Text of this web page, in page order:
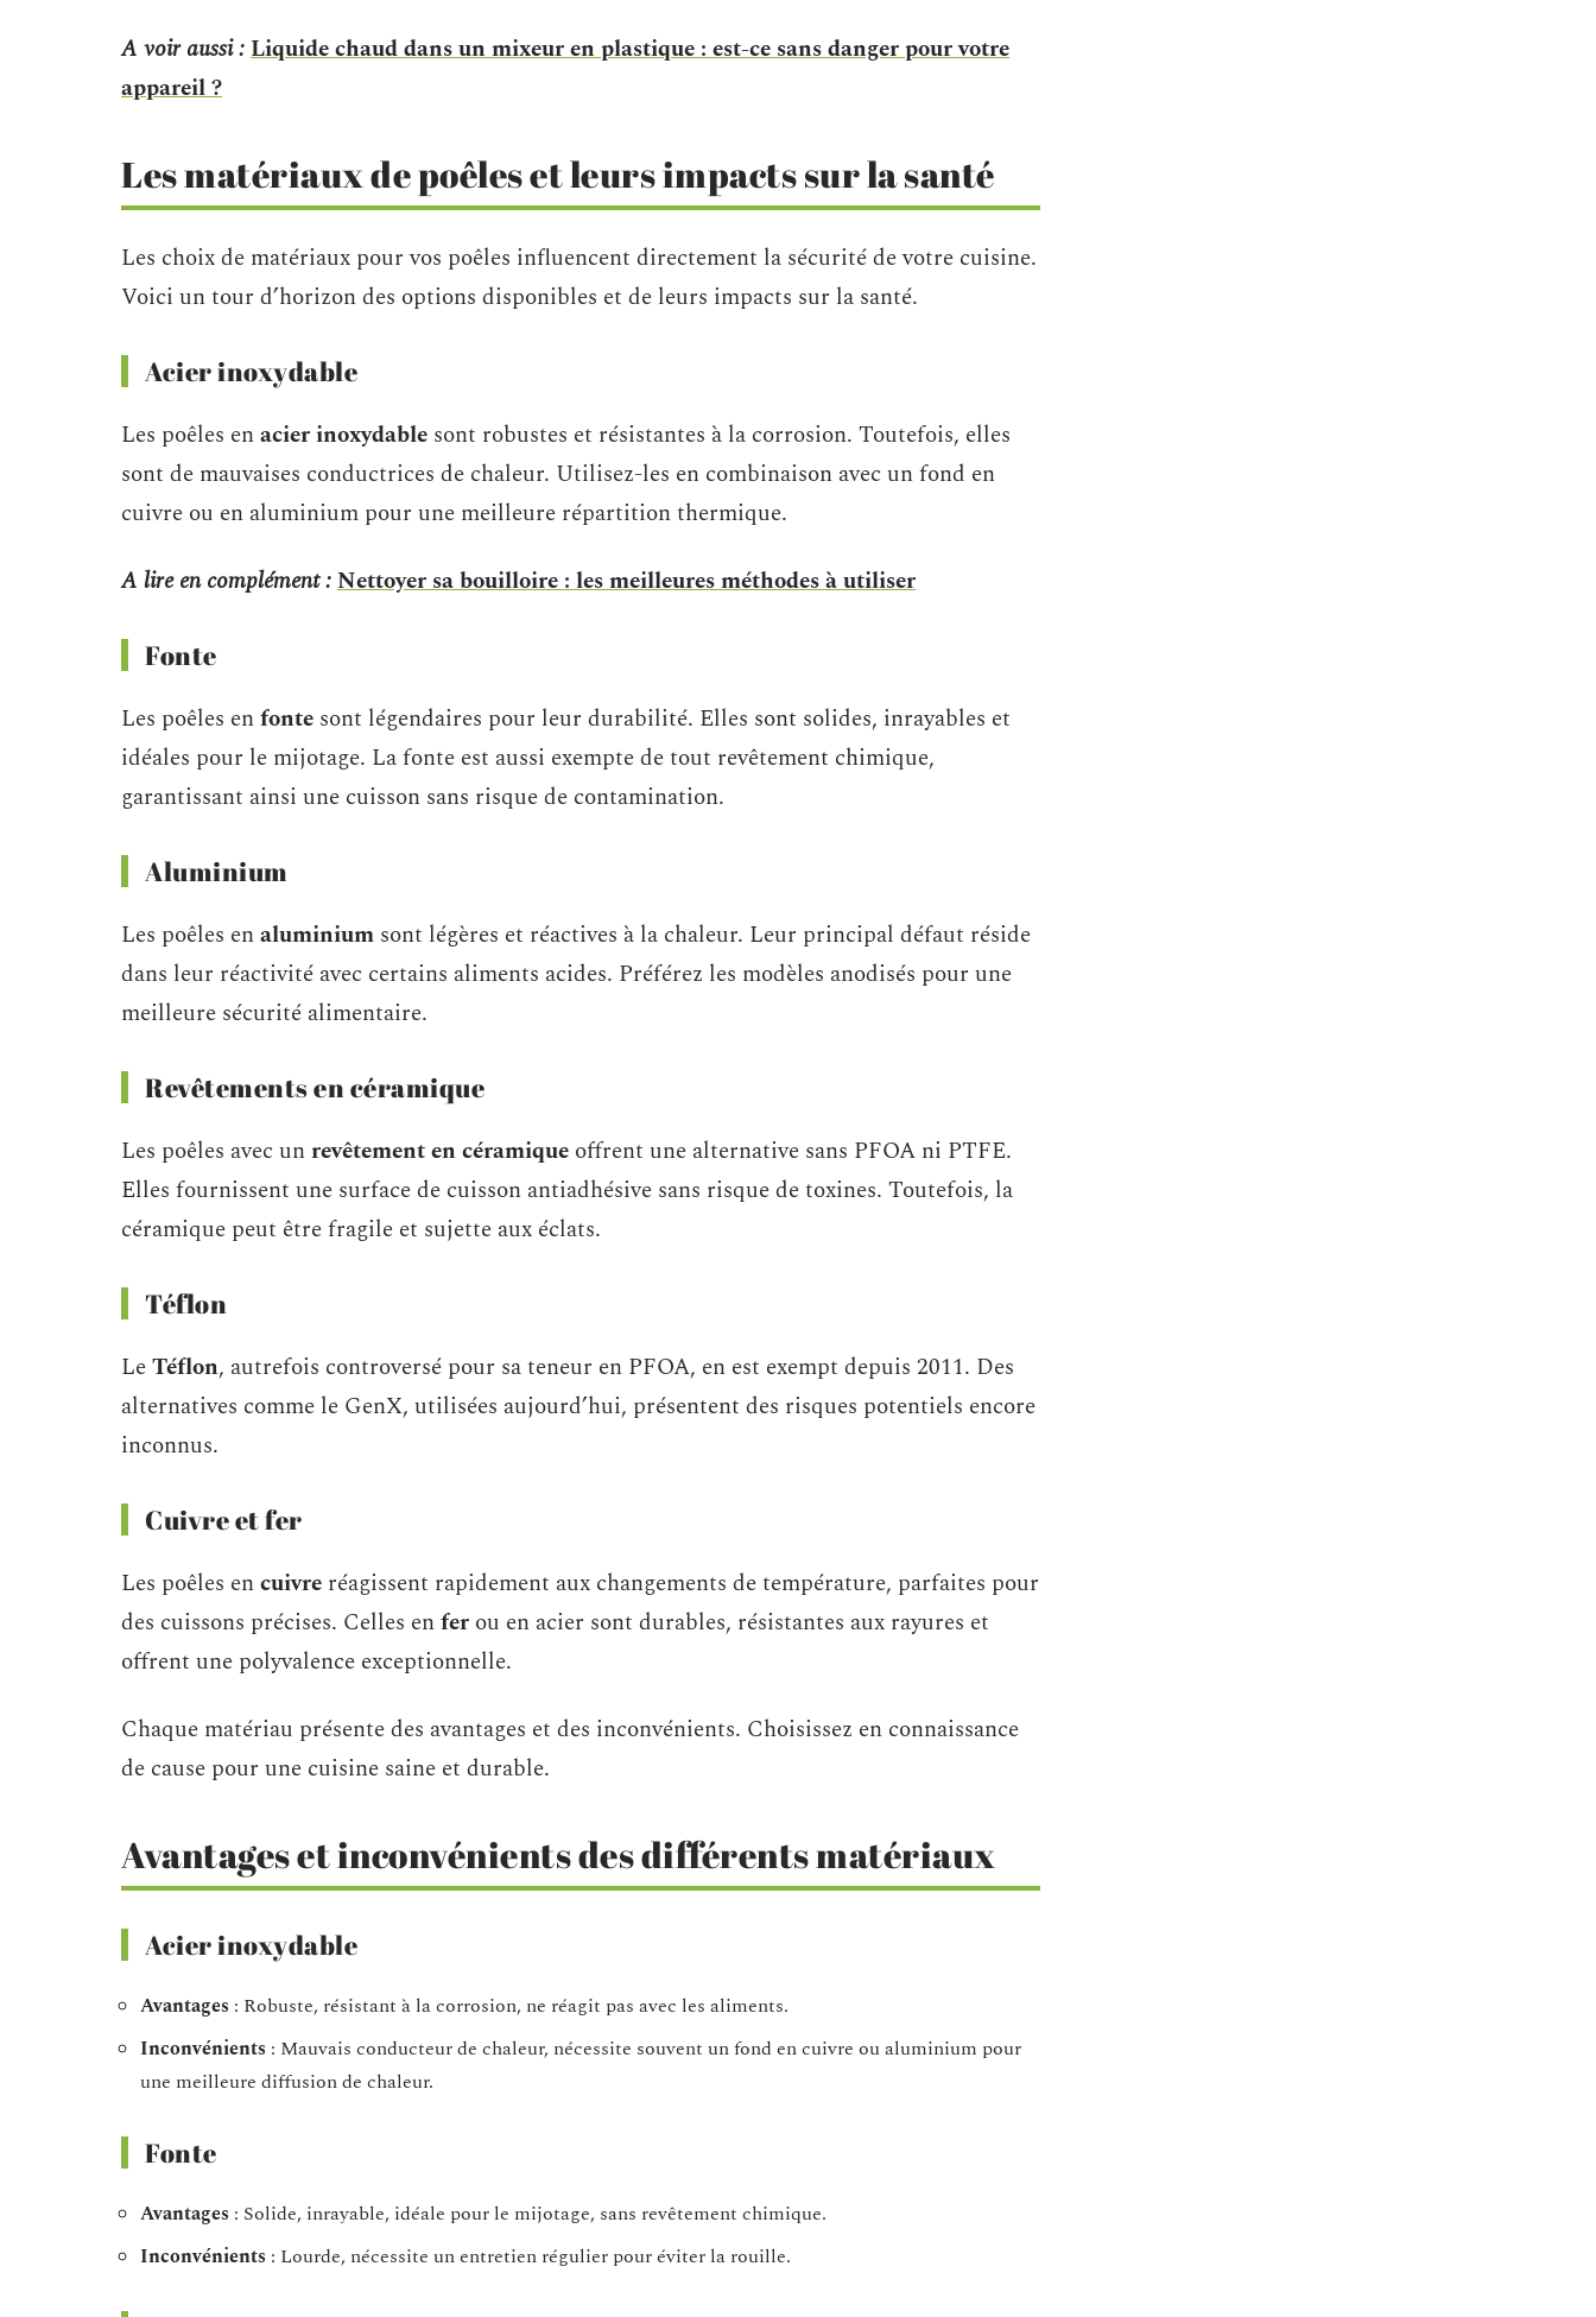
A voir aussi :Liquide chaud dans un mixeur en plastique : est-ce sans danger pour votre
appareil ?
Les matériaux de poêles et leurs impacts sur la santé
Les choix de matériaux pour vos poêles influencent directement la sécurité de votre cuisine.
Voici un tour d’horizon des options disponibles et de leurs impacts sur la santé.
Acier inoxydable
Les poêles enacier inoxydable sont robustes et résistantes à la corrosion. Toutefois, elles
sont de mauvaises conductrices de chaleur. Utilisez-les en combinaison avec un fond en
cuivre ou en aluminium pour une meilleure répartition thermique.
A lire en complément :Nettoyer sa bouilloire : les meilleures méthodes à utiliser
Fonte
Les poêles enfonte sont légendaires pour leur durabilité. Elles sont solides, inrayables et
idéales pour le mijotage. La fonte est aussi exempte de tout revêtement chimique,
garantissant ainsi une cuisson sans risque de contamination.
Aluminium
Les poêles enaluminium sont légères et réactives à la chaleur. Leur principal défaut réside
dans leur réactivité avec certains aliments acides. Préférez les modèles anodisés pour une
meilleure sécurité alimentaire.
Revêtements en céramique
Les poêles avec unrevêtement en céramique offrent une alternative sans PFOA ni PTFE.
Elles fournissent une surface de cuisson antiadhésive sans risque de toxines. Toutefois, la
céramique peut être fragile et sujette aux éclats.
Téflon
LeTéflon, autrefois controversé pour sa teneur en PFOA, en est exempt depuis 2011. Des
alternatives comme le GenX, utilisées aujourd’hui, présentent des risques potentiels encore
inconnus.
Cuivre et fer
Les poêles encuivre réagissent rapidement aux changements de température, parfaites pour
des cuissons précises. Celles enfer ou en acier sont durables, résistantes aux rayures et
offrent une polyvalence exceptionnelle.
Chaque matériau présente des avantages et des inconvénients. Choisissez en connaissance
de cause pour une cuisine saine et durable.
Avantages et inconvénients des différents matériaux
Acier inoxydable
Avantages : Robuste, résistant à la corrosion, ne réagit pas avec les aliments.
Inconvénients : Mauvais conducteur de chaleur, nécessite souvent un fond en cuivre ou aluminium pour
une meilleure diffusion de chaleur.
Fonte
Avantages : Solide, inrayable, idéale pour le mijotage, sans revêtement chimique.
Inconvénients : Lourde, nécessite un entretien régulier pour éviter la rouille.